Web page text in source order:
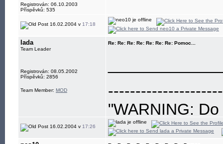
Registrován: 06.10.2003
Příspěvků: 535
16.02.2004 v 17:18
lada
Team Leader
Registrován: 08.05.2002
Příspěvků: 2856
Team Member: MOD
Re: Re: Re: Re: Re: Re: Re: Pomoc...
"WARNING:
eye"
16.02.2004 v 17:26